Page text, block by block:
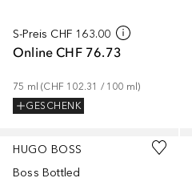
S-Preis CHF 163.00
Online CHF 76.73
75 ml (CHF 102.31 / 100 ml)
GESCHENK
HUGO BOSS
Boss Bottled